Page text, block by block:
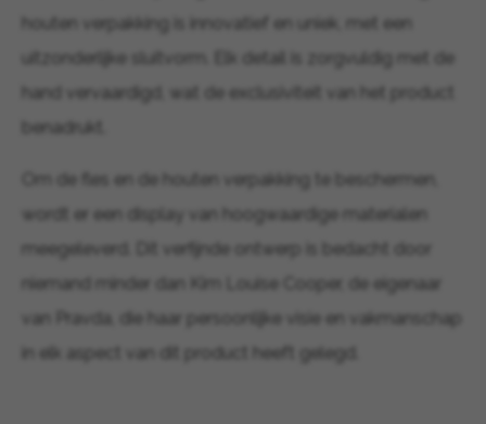
houten verpakking is innovatief en uniek, met een
uitzonderlijke sluitvorm. Elk detail is zorgvuldig met de
hand vervaardigd, wat de exclusiviteit van het product
benadrukt.
Om de fles en de houten verpakking te beschermen,
wordt er een display van hoogwaardige materialen
meegeleverd. Dit verfijnde ontwerp is bedacht door
niemand minder dan Kim Louise Cooper, de eigenaar
van Pravda, die haar persoonlijke visie en vakmanschap
in elk aspect van dit product heeft gelegd.